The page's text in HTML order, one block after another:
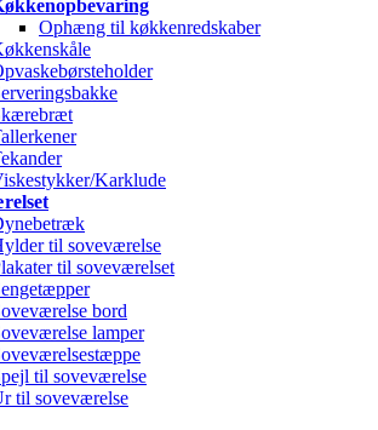
Ophæng til køkkenredskaber
Karklude
til soveværelse
til soveværelset
bord
lamper
til soveværelse
til soveværelse